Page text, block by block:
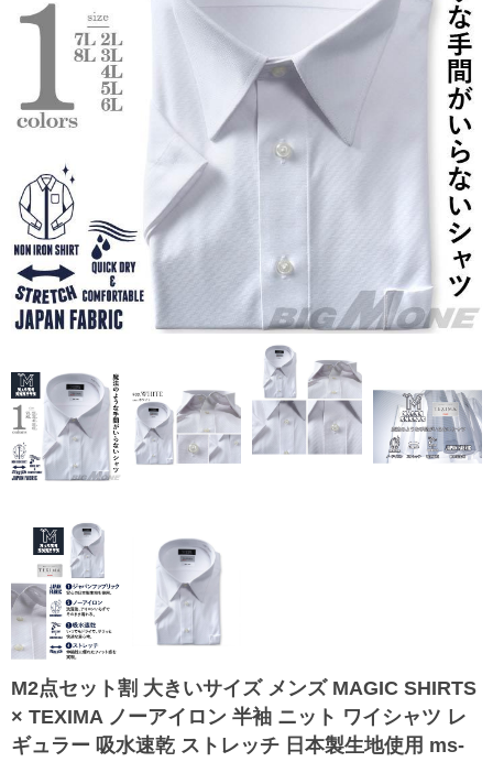
M2点セット割 大きいサイズ メンズ MAGIC SHIRTS
× TEXIMA ノーアイロン 半袖 ニット ワイシャツ レ
ギュラー 吸水速乾 ストレッチ 日本製生地使用 ms-